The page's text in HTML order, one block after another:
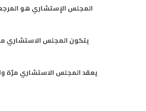
المجلس الإستشاري هو
يعقد المجلس الاستشاري مرّة